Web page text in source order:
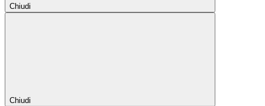
Chiudi
Chiudi